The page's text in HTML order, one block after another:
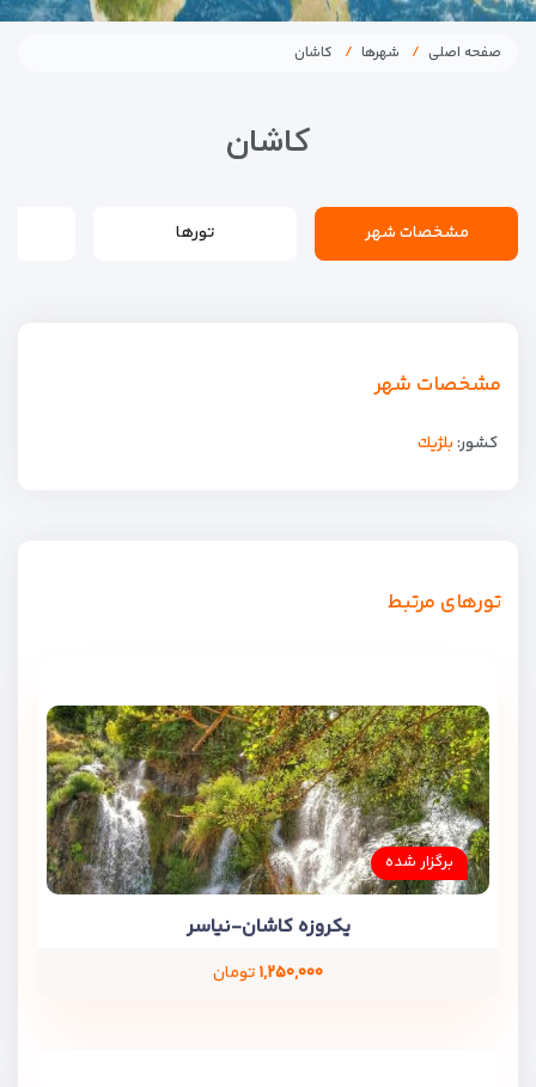
صفحه اصلی شهرها کاشان
کاشان
مشخصات شهر تورها
مشخصات شهر
کشور:بلژيك
تورهای مرتبط
برگزار شده
یکروزه کاشان-نیاسر
۱,۲۵۰,۰۰۰تومان